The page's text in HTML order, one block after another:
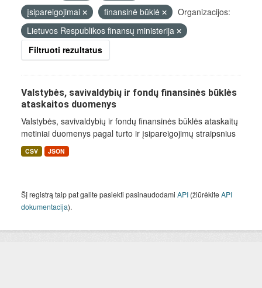
įsipareigojimai
finansinė būklė
Organizacijos:
Lietuvos Respublikos finansų ministerija
Filtruoti rezultatus
Valstybės, savivaldybių ir fondų finansinės būklės
ataskaitos duomenys
Valstybės, savivaldybių ir fondų finansinės būklės ataskaitų
metiniai duomenys pagal turto ir įsipareigojimų straipsnius
CSV JSON
Šį registrą taip pat galite pasiekti pasinaudodami API (žiūrėkiteAPI
dokumentacija).